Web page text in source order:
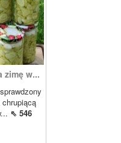
zimę w...
⇖ 546